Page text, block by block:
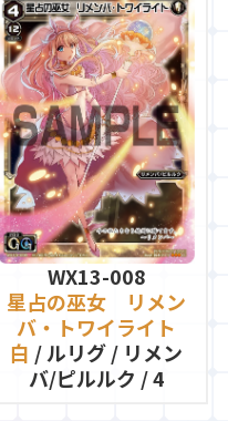
WX13-008
星占の巫女 リメン
バ・トワイライト
白 / ルリグ / リメン
バ/ピルルク / 4